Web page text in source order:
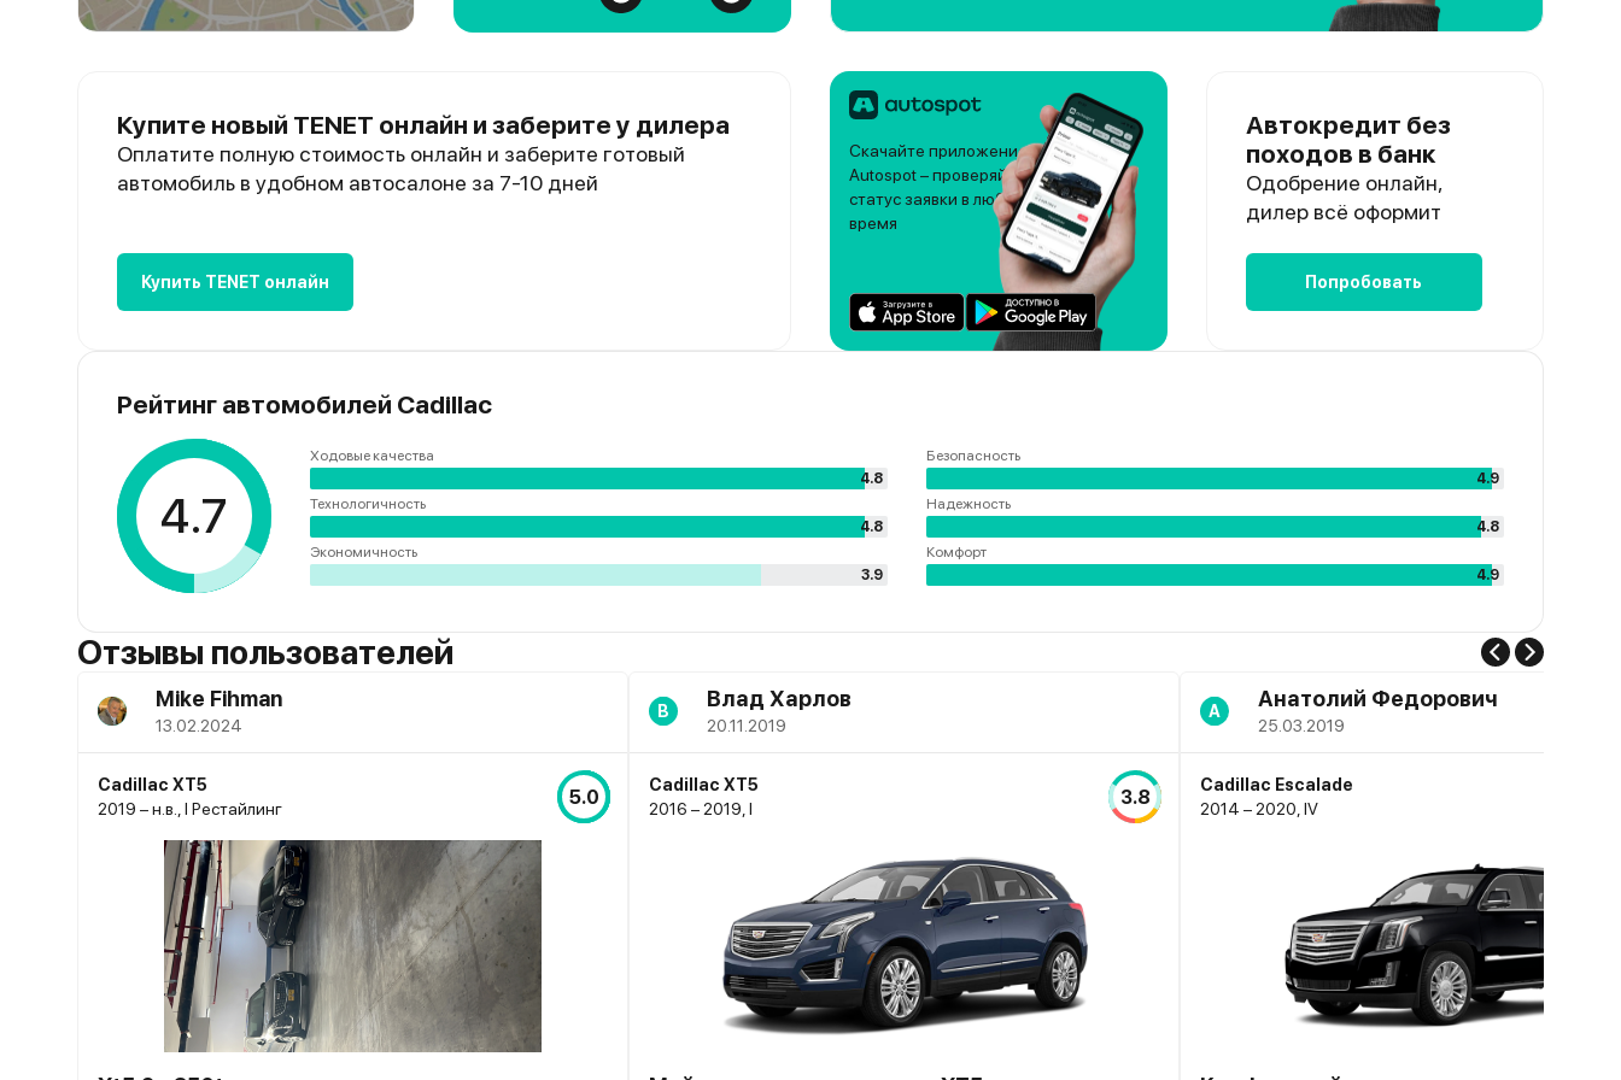
Купите новый TENET онлайн и заберите у дилера
Оплатите полную стоимость онлайн и заберите готовый
автомобиль в удобном автосалоне за 7-10 дней
Купить TENET онлайн
Скачайте приложение
Autospot – проверяйте
статус заявки в любое
время
Автокредит без
походов в банк
Одобрение онлайн,
дилер всё оформит
Попробовать
Рейтинг автомобилей Cadillac
4.7
Ходовые качества
4.8
Технологичность
4.8
Экономичность
3.9
Безопасность
4.9
Надежность
4.8
Комфорт
4.9
Отзывы пользователей
Mike Fihman
13.02.2024
Cadillac XT5
2019 – н.в., I Рестайлинг
5.0
В Влад Харлов
20.11.2019
Cadillac XT5
2016 – 2019, I
3.8
А Анатолий Федорович
25.03.2019
Cadillac Escalade
2014 – 2020, IV